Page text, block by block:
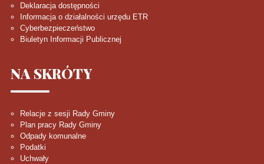
Deklaracja dostępności
Informacja o działalności urzędu ETR
Cyberbezpieczeństwo
Biuletyn Informacji Publicznej
NA SKRÓTY
Relacje z sesji Rady Gminy
Plan pracy Rady Gminy
Odpady komunalne
Podatki
Uchwały